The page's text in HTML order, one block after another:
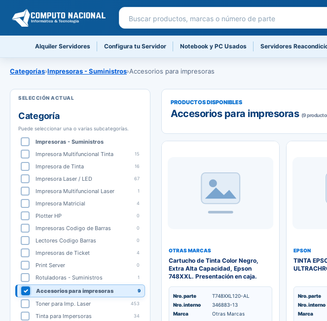
Buscar productos
Alquiler Servidores Configura tu Servidor Notebook y PC Usados Servidores
Categorías›Impresoras - Suministros›Accesorios para impresoras
Categoría
Puede seleccionar una o varias subcategorías.
Impresoras - Suministros
Impresora Multifuncional Tinta
15
Impresora de Tinta 16
Impresora Laser / LED 67
Impresora Multifuncional Laser 1
Impresora Matricial 4
Plotter HP 0
Impresoras Codigo de Barras 0
Lectores Codigo Barras 0
Impresoras de Ticket 4
Print Server 0
Rotuladoras - Suministros 1
Accesorios para impresoras 9
Toner para Imp. Laser 453
Tinta para Impersoras 34
PRODUCTOS DISPONIBLES
Accesorios para impresoras (9
OTRAS MARCAS
Cartucho de Tinta Color Negro,
Extra Alta Capacidad, Epson
748XXL. Presentación en caja.
Nro. parte
T748XXL120-AL
Nro. interno
346883-13
Marca
Otras Marcas
EPSON
TINTA
Nro. parte
Nro. interno
Marca